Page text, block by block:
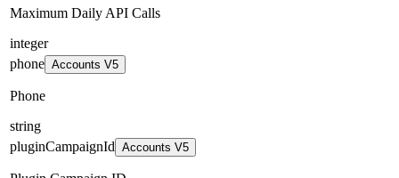
Maximum Daily API Calls
integer
phone Accounts V5
Phone
string
pluginCampaignId Accounts V5